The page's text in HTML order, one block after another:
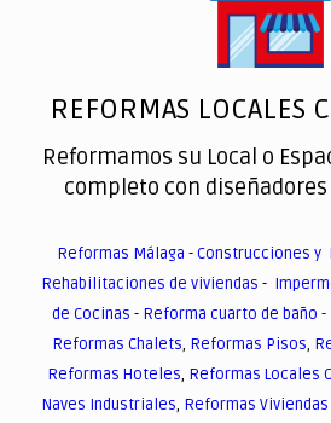
REFORMAS LOCALES
Reformamos su Local o
completo con
Reformas Málaga -Construcciones y
Rehabilitaciones de viviendas -
de Cocinas - Reforma cuarto de baño -
Reformas Chalets, Reformas Pisos,
Reformas Hoteles, Reformas Locales
Naves Industriales, Reformas Viviendas